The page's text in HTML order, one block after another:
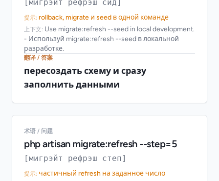
[мигрэйт рефрэш сид]
提示: rollback, migrate и seed в одной команде
上下文: Use migrate:refresh --seed in local development.
- Используй migrate:refresh --seed в локальной
разработке.
翻译 / 答案
пересоздать схему и сразу
заполнить данными
术语 / 问题
php artisan migrate:refresh --step=5
[мигрэйт рефрэш степ]
提示: частичный refresh на заданное число